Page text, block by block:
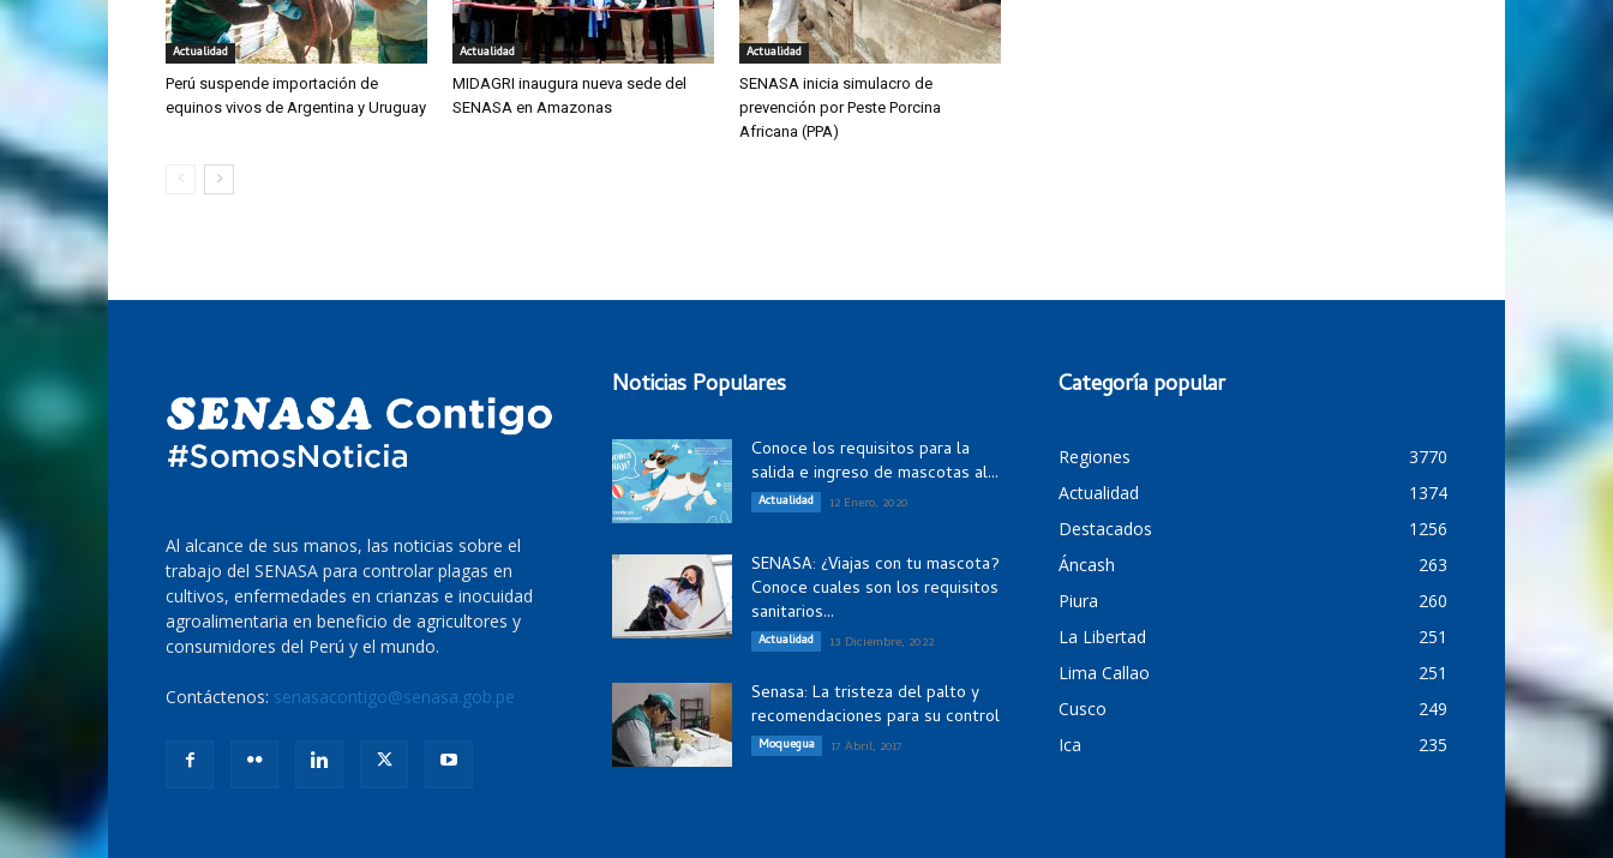
Actualidad
Perú suspende importación de
equinos vivos de Argentina y Uruguay
Actualidad
MIDAGRI inaugura nueva sede del
SENASA en Amazonas
Actualidad
SENASA inicia simulacro de
prevención por Peste Porcina
Africana (PPA)
Al alcance de sus manos, las noticias sobre el
trabajo del SENASA para controlar plagas en
cultivos, enfermedades en crianzas e inocuidad
agroalimentaria en beneficio de agricultores y
consumidores del Perú y el mundo.
Contáctenos: senasacontigo@senasa.gob.pe
Noticias Populares
Conoce los requisitos para la
salida e ingreso de mascotas al...
Actualidad 12 Enero, 2020
SENASA: ¿Viajas con tu mascota?
Conoce cuales son los requisitos
sanitarios...
Actualidad 13 Diciembre, 2022
Senasa: La tristeza del palto y
recomendaciones para su control
Moquegua 17 Abril, 2017
Categoría popular
Regiones
3770
Actualidad
1374
Destacados
1256
Áncash
263
Piura
260
La Libertad
251
Lima Callao
251
Cusco
249
Ica
235